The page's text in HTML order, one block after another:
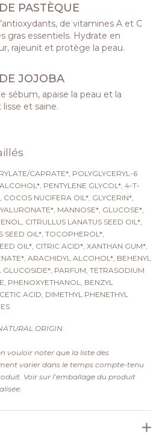
PASTÈQUE
de vitamines A et C
gras essentiels. Hydrate en
rajeunit et protège la peau.
JOJOBA
sébum, apaise la peau et la
et saine.
CAPRATE*, POLYGLYCERYL-6
PENTYLENE GLYCOL*, 4-T-
NUCIFERA OIL*, GLYCERIN*,
MANNOSE*, GLUCOSE*,
CITRULLUS LANATUS SEED OIL*,
SEED OIL*, TOCOPHEROL*,
OIL*, CITRIC ACID*, XANTHAN GUM*,
ARACHIDYL ALCOHOL*, BEHENYL
PARFUM, TETRASODIUM
PHENOXYETHANOL, BENZYL
ACID, DIMETHYL PHENETHYL
ORIGIN
vouloir noter que la liste des
varier dans le temps compte-tenu
Voir sur l’emballage du produit